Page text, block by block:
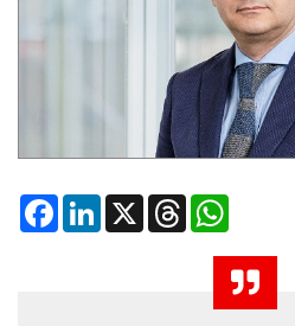
FacebookLinkedIn
X Threads